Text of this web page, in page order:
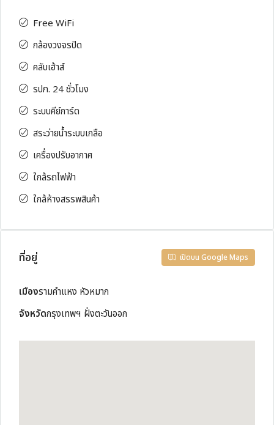
Free WiFi
กล้องวงจรปิด
คลับเฮ้าส์
รปภ. 24 ชั่วโมง
ระบบคีย์การ์ด
สระว่ายน้ำระบบเกลือ
เครื่องปรับอากาศ
ใกล้รถไฟฟ้า
ใกล้ห้างสรรพสินค้า
ที่อยู่ เปิดบน Google Maps
เมืองรามคำแหง หัวหมาก
จังหวัดกรุงเทพฯ ฝั่งตะวันออก